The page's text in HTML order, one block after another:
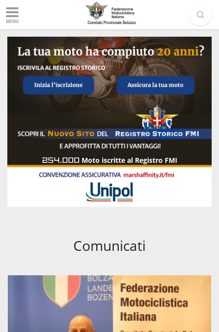
MENU
254.000 Moto iscritte al Registro FMI
Comunicati